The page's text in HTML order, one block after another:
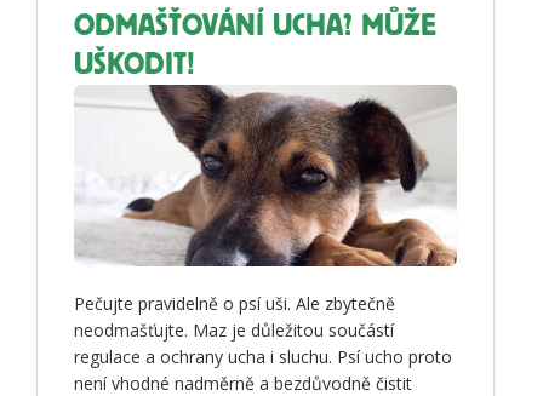
ODMAŠŤOVÁNÍ UCHA? MŮŽE
UŠKODIT!
Pečujte pravidelně o psí uši. Ale zbytečně
neodmašťujte. Maz je důležitou součástí
regulace a ochrany ucha i sluchu. Psí ucho proto
není vhodné nadměrně a bezdůvodně čistit